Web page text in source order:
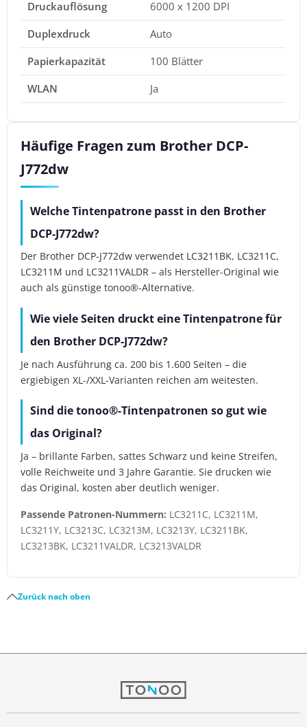
Druckauflösung
6000 x 1200 DPI
Duplexdruck
Auto
Papierkapazität
100 Blätter
WLAN
Ja
Häufige Fragen zum Brother DCP-
J772dw
Welche Tintenpatrone passt in den Brother
DCP-J772dw?
Der Brother DCP-J772dw verwendet LC3211BK, LC3211C,
LC3211M und LC3211VALDR – als Hersteller-Original wie
auch als günstige tonoo®-Alternative.
Wie viele Seiten druckt eine Tintenpatrone für
den Brother DCP-J772dw?
Je nach Ausführung ca. 200 bis 1.600 Seiten – die
ergiebigen XL-/XXL-Varianten reichen am weitesten.
Sind die tonoo®-Tintenpatronen so gut wie
das Original?
Ja – brillante Farben, sattes Schwarz und keine Streifen,
volle Reichweite und 3 Jahre Garantie. Sie drucken wie
das Original, kosten aber deutlich weniger.
Passende Patronen-Nummern: LC3211C, LC3211M,
LC3211Y, LC3213C, LC3213M, LC3213Y, LC3211BK,
LC3213BK, LC3211VALDR, LC3213VALDR
Zurück nach oben